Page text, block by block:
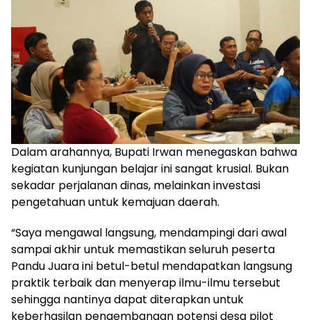
Dalam arahannya, Bupati Irwan menegaskan bahwa
kegiatan kunjungan belajar ini sangat krusial. Bukan
sekadar perjalanan dinas, melainkan investasi
pengetahuan untuk kemajuan daerah.
“Saya mengawal langsung, mendampingi dari awal
sampai akhir untuk memastikan seluruh peserta
Pandu Juara ini betul-betul mendapatkan langsung
praktik terbaik dan menyerap ilmu-ilmu tersebut
sehingga nantinya dapat diterapkan untuk
keberhasilan pengembangan potensi desa pilot